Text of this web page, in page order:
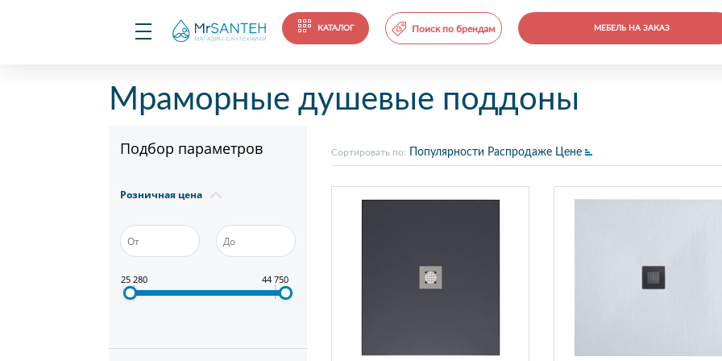
КАТАЛОГ Поиск по брендам МЕБЕЛЬ НА ЗАКАЗ
Мраморные душевые поддоны
Подбор параметров
Розничная цена
25 280 44 750
Сортировать по: Популярности Распродаже Цене